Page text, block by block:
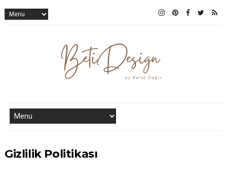
Gizlilik Politikası